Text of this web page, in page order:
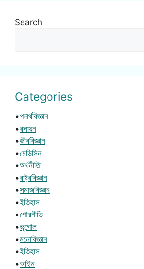
Search
Categories
•পদার্থবিজ্ঞান
•রসায়ন
•জীববিজ্ঞান
•মেডিসিন
•অর্থনীতি
•রাষ্ট্রবিজ্ঞান
•সমাজবিজ্ঞান
•ইতিহাস
•পৌরনীতি
•ভূগোল
•মনোবিজ্ঞান
•ইতিহাস
•আইন